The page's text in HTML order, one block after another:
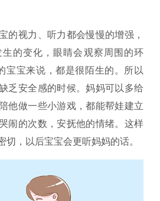
的视力、听力都会慢慢的增强，
的变化，眼睛会观察周围的环
宝宝来说，都是很陌生的。所以
乏安全感的时候。妈妈可以多给
他做一些小游戏，都能帮娃建立
闹的次数，安抚他的情绪。这样
，以后宝宝会更听妈妈的话。